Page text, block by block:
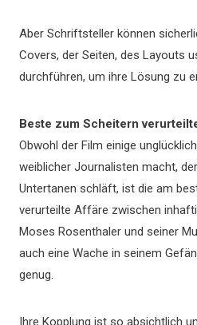
Aber Schriftsteller können
Covers, der Seiten, des Layouts
durchführen, um ihre Lösung zu
Beste zum Scheitern
Obwohl der Film einige
weiblicher Journalisten macht,
Untertanen schläft, ist die am
verurteilte Affäre zwischen
Moses Rosenthaler und seiner
auch eine Wache in seinem
genug.
Ihre Kopplung ist so absichtlich